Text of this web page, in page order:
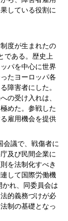
している役割に
度が生まれたの
である。歴史上
パを中心に世界
たヨーロッパ各
障害者にした。
の受け入れは、
めた。参戦した
雇用機会を提供
議で、戦傷者に
及び民間企業に
を法制化すべき
して国際労働機
れ、同委員会は
的義務づけが必
制の基礎となっ